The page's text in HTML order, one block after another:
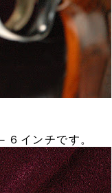
インチです。